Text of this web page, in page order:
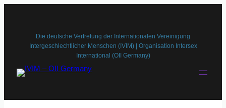
Die deutsche Vertretung der Internationalen Vereinigung
Intergeschlechtlicher Menschen (IVIM) | Organisation Intersex
International (OII Germany)